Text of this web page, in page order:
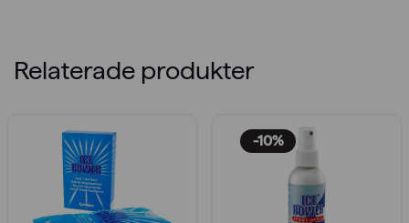
Relaterade produkter
-10%